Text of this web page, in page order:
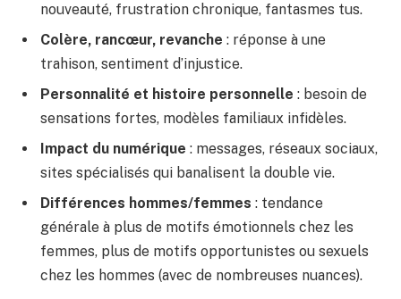
nouveauté, frustration chronique, fantasmes tus.
Colère, rancœur, revanche : réponse à une
trahison, sentiment d’injustice.
Personnalité et histoire personnelle : besoin de
sensations fortes, modèles familiaux infidèles.
Impact du numérique : messages, réseaux sociaux,
sites spécialisés qui banalisent la double vie.
Différences hommes/femmes : tendance
générale à plus de motifs émotionnels chez les
femmes, plus de motifs opportunistes ou sexuels
chez les hommes (avec de nombreuses nuances).